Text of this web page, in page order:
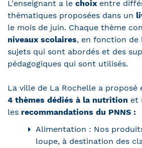
L'enseignant a le choix entre
thématiques proposées dans un
le mois de juin. Chaque thème
niveaux scolaires, en fonction de
sujets qui sont abordés et des
pédagogiques qui sont utilisés.
La ville de La Rochelle a proposé
4 thèmes dédiés à la nutrition et
les recommandations du PNNS :
Alimentation : Nos
loupe, à destination des